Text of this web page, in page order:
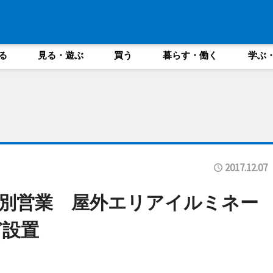
見る・遊ぶ 買う 暮らす・働く 学ぶ
2017.12.07
営業 屋外エリアイルミネー
設置